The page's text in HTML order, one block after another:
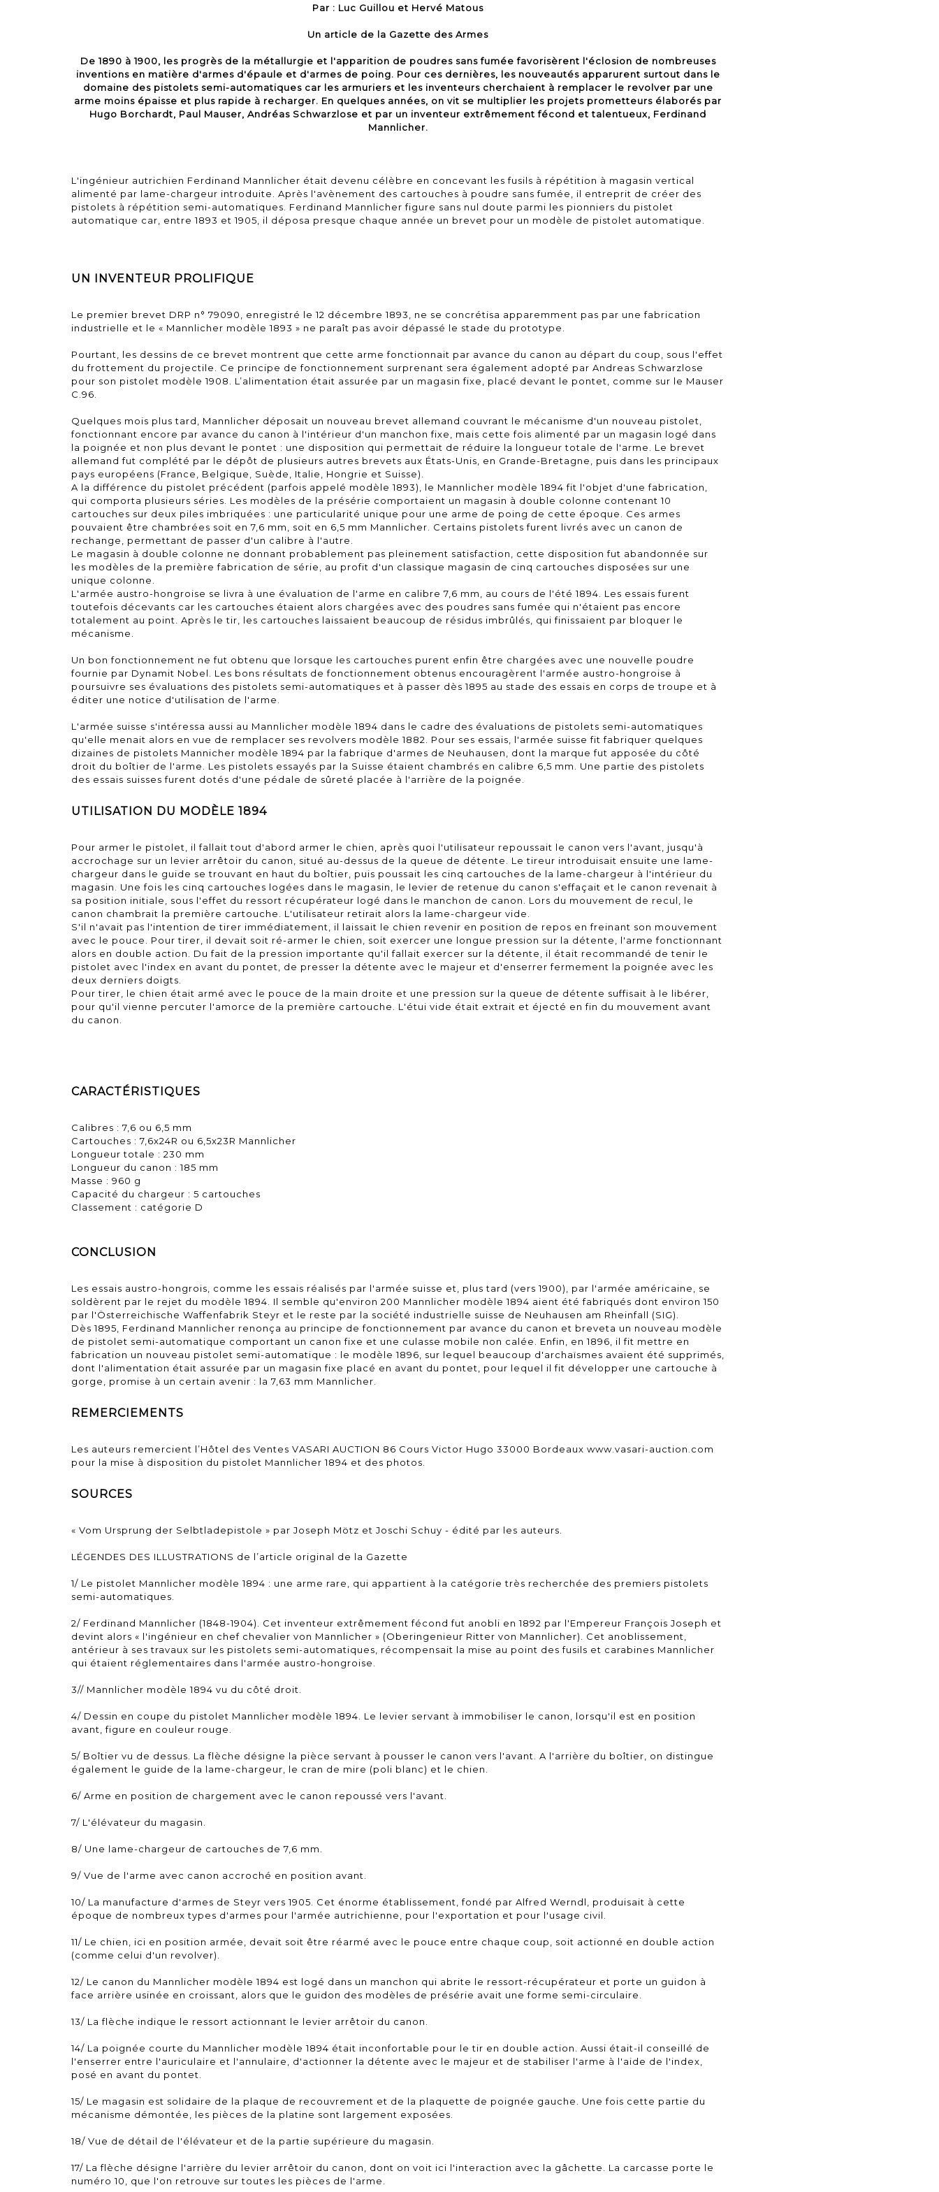
Par : Luc Guillou et Hervé Matous
Un article de la Gazette des Armes
De 1890 à 1900, les progrès de la métallurgie et l'apparition de poudres sans fumée favorisèrent l'éclosion de nombreuses
inventions en matière d'armes d'épaule et d'armes de poing. Pour ces dernières, les nouveautés apparurent surtout dans le
domaine des pistolets semi-automatiques car les armuriers et les inventeurs cherchaient à remplacer le revolver par une
arme moins épaisse et plus rapide à recharger. En quelques années, on vit se multiplier les projets prometteurs élaborés par
Hugo Borchardt, Paul Mauser, Andréas Schwarzlose et par un inventeur extrêmement fécond et talentueux, Ferdinand
Mannlicher.
L'ingénieur autrichien Ferdinand Mannlicher était devenu célèbre en concevant les fusils à répétition à magasin vertical
alimenté par lame-chargeur introduite. Après l'avènement des cartouches à poudre sans fumée, il entreprit de créer des
pistolets à répétition semi-automatiques. Ferdinand Mannlicher figure sans nul doute parmi les pionniers du pistolet
automatique car, entre 1893 et 1905, il déposa presque chaque année un brevet pour un modèle de pistolet automatique.
UN INVENTEUR PROLIFIQUE
Le premier brevet DRP n° 79090, enregistré le 12 décembre 1893, ne se concrétisa apparemment pas par une fabrication
industrielle et le « Mannlicher modèle 1893 » ne paraît pas avoir dépassé le stade du prototype.
Pourtant, les dessins de ce brevet montrent que cette arme fonctionnait par avance du canon au départ du coup, sous l'effet
du frottement du projectile. Ce principe de fonctionnement surprenant sera également adopté par Andreas Schwarzlose
pour son pistolet modèle 1908. L’alimentation était assurée par un magasin fixe, placé devant le pontet, comme sur le Mauser
C.96.
Quelques mois plus tard, Mannlicher déposait un nouveau brevet allemand couvrant le mécanisme d'un nouveau pistolet,
fonctionnant encore par avance du canon à l'intérieur d'un manchon fixe, mais cette fois alimenté par un magasin logé dans
la poignée et non plus devant le pontet : une disposition qui permettait de réduire la longueur totale de l'arme. Le brevet
allemand fut complété par le dépôt de plusieurs autres brevets aux États-Unis, en Grande-Bretagne, puis dans les principaux
pays européens (France, Belgique, Suède, Italie, Hongrie et Suisse).
A la différence du pistolet précédent (parfois appelé modèle 1893), le Mannlicher modèle 1894 fit l'objet d'une fabrication,
qui comporta plusieurs séries. Les modèles de la présérie comportaient un magasin à double colonne contenant 10
cartouches sur deux piles imbriquées : une particularité unique pour une arme de poing de cette époque. Ces armes
pouvaient être chambrées soit en 7,6 mm, soit en 6,5 mm Mannlicher. Certains pistolets furent livrés avec un canon de
rechange, permettant de passer d'un calibre à l'autre.
Le magasin à double colonne ne donnant probablement pas pleinement satisfaction, cette disposition fut abandonnée sur
les modèles de la première fabrication de série, au profit d'un classique magasin de cinq cartouches disposées sur une
unique colonne.
L'armée austro-hongroise se livra à une évaluation de l'arme en calibre 7,6 mm, au cours de l'été 1894. Les essais furent
toutefois décevants car les cartouches étaient alors chargées avec des poudres sans fumée qui n'étaient pas encore
totalement au point. Après le tir, les cartouches laissaient beaucoup de résidus imbrûlés, qui finissaient par bloquer le
mécanisme.
Un bon fonctionnement ne fut obtenu que lorsque les cartouches purent enfin être chargées avec une nouvelle poudre
fournie par Dynamit Nobel. Les bons résultats de fonctionnement obtenus encouragèrent l'armée austro-hongroise à
poursuivre ses évaluations des pistolets semi-automatiques et à passer dès 1895 au stade des essais en corps de troupe et à
éditer une notice d'utilisation de l'arme.
L'armée suisse s'intéressa aussi au Mannlicher modèle 1894 dans le cadre des évaluations de pistolets semi-automatiques
qu'elle menait alors en vue de remplacer ses revolvers modèle 1882. Pour ses essais, l'armée suisse fit fabriquer quelques
dizaines de pistolets Mannicher modèle 1894 par la fabrique d'armes de Neuhausen, dont la marque fut apposée du côté
droit du boîtier de l'arme. Les pistolets essayés par la Suisse étaient chambrés en calibre 6,5 mm. Une partie des pistolets
des essais suisses furent dotés d'une pédale de sûreté placée à l'arrière de la poignée.
UTILISATION DU MODÈLE 1894
Pour armer le pistolet, il fallait tout d'abord armer le chien, après quoi l'utilisateur repoussait le canon vers l'avant, jusqu'à
accrochage sur un levier arrêtoir du canon, situé au-dessus de la queue de détente. Le tireur introduisait ensuite une lame-
chargeur dans le guide se trouvant en haut du boîtier, puis poussait les cinq cartouches de la lame-chargeur à l'intérieur du
magasin. Une fois les cinq cartouches logées dans le magasin, le levier de retenue du canon s'effaçait et le canon revenait à
sa position initiale, sous l'effet du ressort récupérateur logé dans le manchon de canon. Lors du mouvement de recul, le
canon chambrait la première cartouche. L'utilisateur retirait alors la lame-chargeur vide.
S'il n'avait pas l'intention de tirer immédiatement, il laissait le chien revenir en position de repos en freinant son mouvement
avec le pouce. Pour tirer, il devait soit ré-armer le chien, soit exercer une longue pression sur la détente, l'arme fonctionnant
alors en double action. Du fait de la pression importante qu'il fallait exercer sur la détente, il était recommandé de tenir le
pistolet avec l'index en avant du pontet, de presser la détente avec le majeur et d'enserrer fermement la poignée avec les
deux derniers doigts.
Pour tirer, le chien était armé avec le pouce de la main droite et une pression sur la queue de détente suffisait à le libérer,
pour qu'il vienne percuter l'amorce de la première cartouche. L'étui vide était extrait et éjecté en fin du mouvement avant
du canon.
CARACTÉRISTIQUES
Calibres : 7,6 ou 6,5 mm
Cartouches : 7,6x24R ou 6,5x23R Mannlicher
Longueur totale : 230 mm
Longueur du canon : 185 mm
Masse : 960 g
Capacité du chargeur : 5 cartouches
Classement : catégorie D
CONCLUSION
Les essais austro-hongrois, comme les essais réalisés par l'armée suisse et, plus tard (vers 1900), par l'armée américaine, se
soldèrent par le rejet du modèle 1894. Il semble qu'environ 200 Mannlicher modèle 1894 aient été fabriqués dont environ 150
par l'Österreichische Waffenfabrik Steyr et le reste par la société industrielle suisse de Neuhausen am Rheinfall (SIG).
Dès 1895, Ferdinand Mannlicher renonça au principe de fonctionnement par avance du canon et breveta un nouveau modèle
de pistolet semi-automatique comportant un canon fixe et une culasse mobile non calée. Enfin, en 1896, il fit mettre en
fabrication un nouveau pistolet semi-automatique : le modèle 1896, sur lequel beaucoup d'archaïsmes avaient été supprimés,
dont l'alimentation était assurée par un magasin fixe placé en avant du pontet, pour lequel il fit développer une cartouche à
gorge, promise à un certain avenir : la 7,63 mm Mannlicher.
REMERCIEMENTS
Les auteurs remercient l’Hôtel des Ventes VASARI AUCTION 86 Cours Victor Hugo 33000 Bordeaux www.vasari-auction.com
pour la mise à disposition du pistolet Mannlicher 1894 et des photos.
SOURCES
« Vom Ursprung der Selbtladepistole » par Joseph Mötz et Joschi Schuy - édité par les auteurs.
LÉGENDES DES ILLUSTRATIONS de l’article original de la Gazette
1/ Le pistolet Mannlicher modèle 1894 : une arme rare, qui appartient à la catégorie très recherchée des premiers pistolets
semi-automatiques.
2/ Ferdinand Mannlicher (1848-1904). Cet inventeur extrêmement fécond fut anobli en 1892 par l'Empereur François Joseph et
devint alors « l'ingénieur en chef chevalier von Mannlicher » (Oberingenieur Ritter von Mannlicher). Cet anoblissement,
antérieur à ses travaux sur les pistolets semi-automatiques, récompensait la mise au point des fusils et carabines Mannlicher
qui étaient réglementaires dans l'armée austro-hongroise.
3// Mannlicher modèle 1894 vu du côté droit.
4/ Dessin en coupe du pistolet Mannlicher modèle 1894. Le levier servant à immobiliser le canon, lorsqu'il est en position
avant, figure en couleur rouge.
5/ Boîtier vu de dessus. La flèche désigne la pièce servant à pousser le canon vers l'avant. A l'arrière du boîtier, on distingue
également le guide de la lame-chargeur, le cran de mire (poli blanc) et le chien.
6/ Arme en position de chargement avec le canon repoussé vers l'avant.
7/ L'élévateur du magasin.
8/ Une lame-chargeur de cartouches de 7,6 mm.
9/ Vue de l'arme avec canon accroché en position avant.
10/ La manufacture d'armes de Steyr vers 1905. Cet énorme établissement, fondé par Alfred Werndl, produisait à cette
époque de nombreux types d'armes pour l'armée autrichienne, pour l'exportation et pour l'usage civil.
11/ Le chien, ici en position armée, devait soit être réarmé avec le pouce entre chaque coup, soit actionné en double action
(comme celui d'un revolver).
12/ Le canon du Mannlicher modèle 1894 est logé dans un manchon qui abrite le ressort-récupérateur et porte un guidon à
face arrière usinée en croissant, alors que le guidon des modèles de présérie avait une forme semi-circulaire.
13/ La flèche indique le ressort actionnant le levier arrêtoir du canon.
14/ La poignée courte du Mannlicher modèle 1894 était inconfortable pour le tir en double action. Aussi était-il conseillé de
l'enserrer entre l'auriculaire et l'annulaire, d'actionner la détente avec le majeur et de stabiliser l'arme à l'aide de l'index,
posé en avant du pontet.
15/ Le magasin est solidaire de la plaque de recouvrement et de la plaquette de poignée gauche. Une fois cette partie du
mécanisme démontée, les pièces de la platine sont largement exposées.
18/ Vue de détail de l'élévateur et de la partie supérieure du magasin.
17/ La flèche désigne l'arrière du levier arrêtoir du canon, dont on voit ici l'interaction avec la gâchette. La carcasse porte le
numéro 10, que l'on retrouve sur toutes les pièces de l'arme.